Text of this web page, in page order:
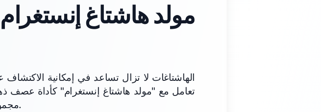
مولد هاشتاغ
الهاشتاغات لا تزال تساعد في إمكانية
تعامل مع "مولد هاشتاغ إنستغرام" كأداة عصف
مجموعات علامات يمكن لمحتواك أن يحتل مرتبة واقعية فيها.